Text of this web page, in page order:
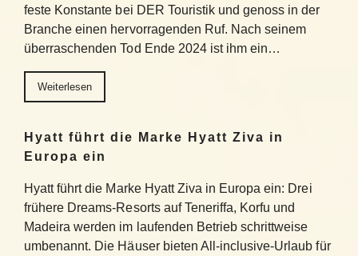
feste Konstante bei DER Touristik und genoss in der
Branche einen hervorragenden Ruf. Nach seinem
überraschenden Tod Ende 2024 ist ihm ein…
Weiterlesen
Hyatt führt die Marke Hyatt Ziva in
Europa ein
Hyatt führt die Marke Hyatt Ziva in Europa ein: Drei
frühere Dreams-Resorts auf Teneriffa, Korfu und
Madeira werden im laufenden Betrieb schrittweise
umbenannt. Die Häuser bieten All-inclusive-Urlaub für